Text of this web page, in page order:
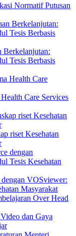
Normatif Putusan
Berkelanjutan:
Tesis Berbasis
Care Services
riset Kesehatan
VOSviewer:
Masyarakat
Over Head
dan Gaya